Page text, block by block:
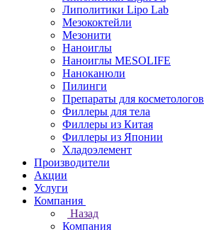
Липолитики Lipo Lab
Мезококтейли
Мезонити
Наноиглы
Наноиглы MESOLIFE
Наноканюли
Пилинги
Препараты для косметологов
Филлеры для тела
Филлеры из Китая
Филлеры из Японии
Хладоэлемент
Производители
Акции
Услуги
Компания
Назад
Компания